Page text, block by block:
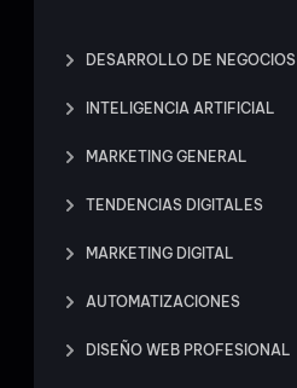
DESARROLLO DE NEGOCIOS
INTELIGENCIA ARTIFICIAL
MARKETING GENERAL
TENDENCIAS DIGITALES
MARKETING DIGITAL
AUTOMATIZACIONES
DISEÑO WEB PROFESIONAL